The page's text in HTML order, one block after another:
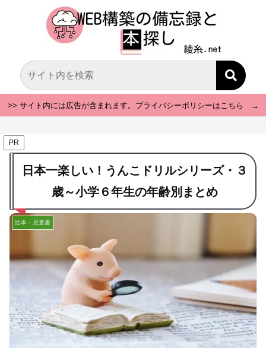
>> サイト内には広告が含まれます。プライバシーポリシーはこちら →
PR
日本一楽しい！うんこドリルシリーズ・３
歳～小学６年生の年齢別まとめ
絵本・児童書